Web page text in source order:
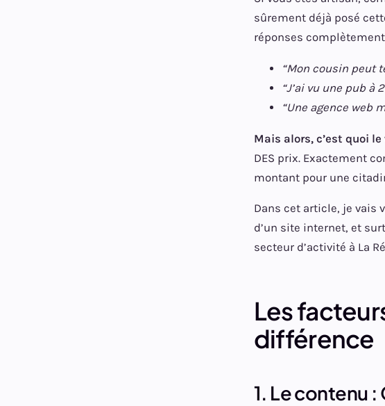
sûrement déjà posé
réponses
“Mon cousin peut
“J’ai vu une pub à
“Une agence web
Mais alors, c’est quoi
DES prix. Exactement
montant pour une
Dans cet article, je vais
d’un site internet, et
secteur d’activité à La
Les
différence
1. Le contenu